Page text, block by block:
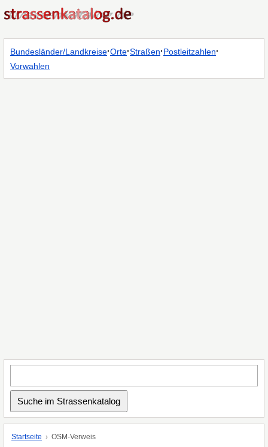
Bundesländer/Landkreise·Orte·Straßen·Postleitzahlen·
Vorwahlen
Startseite OSM-Verweis